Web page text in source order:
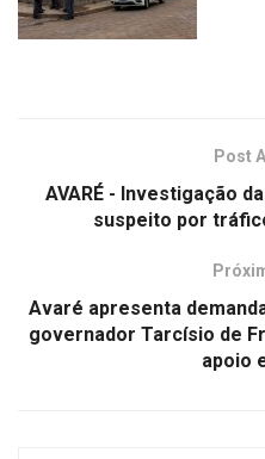
Post
AVARÉ - Investigação
suspeito por
Avaré apresenta
governador Tarcísio de
apoio